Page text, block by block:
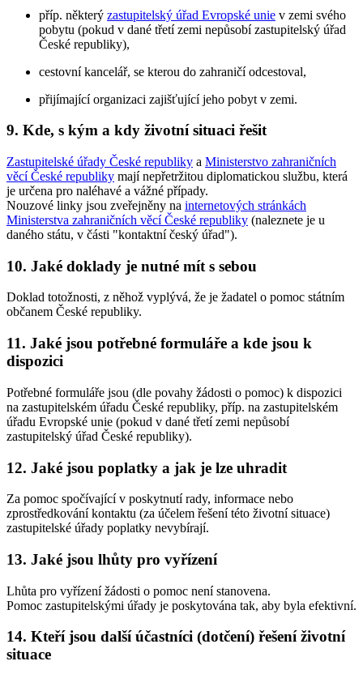
příp. některý zastupitelský úřad Evropské unie v zemi svého
pobytu (pokud v dané třetí zemi nepůsobí zastupitelský úřad
České republiky),
cestovní kancelář, se kterou do zahraničí odcestoval,
přijímající organizaci zajišťující jeho pobyt v zemi.
9. Kde, s kým a kdy životní situaci řešit
Zastupitelské úřady České republiky a Ministerstvo zahraničních
věcí České republiky mají nepřetržitou diplomatickou službu, která
je určena pro naléhavé a vážné případy.
Nouzové linky jsou zveřejněny na internetových stránkách
Ministerstva zahraničních věcí České republiky (naleznete je u
daného státu, v části "kontaktní český úřad").
10. Jaké doklady je nutné mít s sebou
Doklad totožnosti, z něhož vyplývá, že je žadatel o pomoc státním
občanem České republiky.
11. Jaké jsou potřebné formuláře a kde jsou k
dispozici
Potřebné formuláře jsou (dle povahy žádosti o pomoc) k dispozici
na zastupitelském úřadu České republiky, příp. na zastupitelském
úřadu Evropské unie (pokud v dané třetí zemi nepůsobí
zastupitelský úřad České republiky).
12. Jaké jsou poplatky a jak je lze uhradit
Za pomoc spočívající v poskytnutí rady, informace nebo
zprostředkování kontaktu (za účelem řešení této životní situace)
zastupitelské úřady poplatky nevybírají.
13. Jaké jsou lhůty pro vyřízení
Lhůta pro vyřízení žádosti o pomoc není stanovena.
Pomoc zastupitelskými úřady je poskytována tak, aby byla efektivní.
14. Kteří jsou další účastníci (dotčení) řešení životní
situace